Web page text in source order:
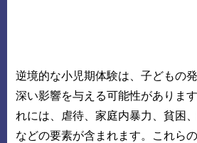
逆境的な小児期体験は、子どもの
深い影響を与える可能性がありま
れには、虐待、家庭内暴力、貧困
などの要素が含まれます。これら